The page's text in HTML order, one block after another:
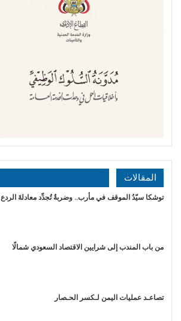
المقالات
توشكا سيّدُ الموقف في مأرب.. وضربةٌ تُجدِّد معادلةَ الردع
من باب المندب إلى شرايين الاقتصاد السعودي شمالًا
تصاعـد عمليات اليمن لـكسر الحـصار